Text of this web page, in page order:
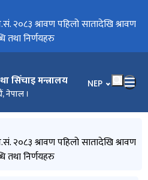
सिँचाइ मन्त्रालय
नेपाल ।
भाषा चयन गर्नुहोस्
NEP
मन्त्रालय अन्तर्गतका निकायहरुको
२०८३ श्रावण पहिलो सातादेखि श्रावण
तथा निर्णयहरु
गर्ने व्यवस्था मिलाइएको सम्बन्धमा
सम्बन्धमा
८४)
मन्त्रालय अन्तर्गतका निकायहरुको
२०८३ श्रावण पहिलो सातादेखि श्रावण
तथा निर्णयहरु
गर्ने व्यवस्था मिलाइएको सम्बन्धमा
सम्बन्धमा
८४)